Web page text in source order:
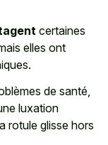
certaines
elles ont
de santé,
luxation
rotule glisse hors